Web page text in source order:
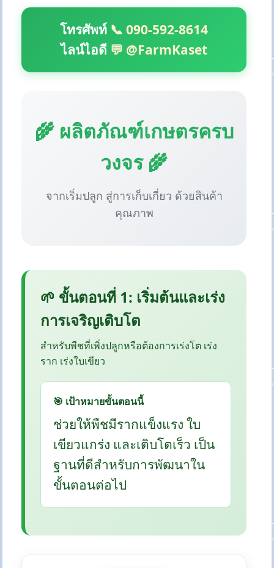
โทรศัพท์ 📞 090-592-8614
ไลน์ไอดี 💬 @FarmKaset
🌾 ผลิตภัณฑ์เกษตรครบ
วงจร 🌾
จากเริ่มปลูก สู่การเก็บเกี่ยว ด้วยสินค้า
คุณภาพ
🌱 ขั้นตอนที่ 1: เริ่มต้นและเร่ง
การเจริญเติบโต
สำหรับพืชที่เพิ่งปลูกหรือต้องการเร่งโต เร่ง
ราก เร่งใบเขียว
🎯 เป้าหมายขั้นตอนนี้
ช่วยให้พืชมีรากแข็งแรง ใบ
เขียวแกร่ง และเติบโตเร็ว เป็น
ฐานที่ดีสำหรับการพัฒนาใน
ขั้นตอนต่อไป